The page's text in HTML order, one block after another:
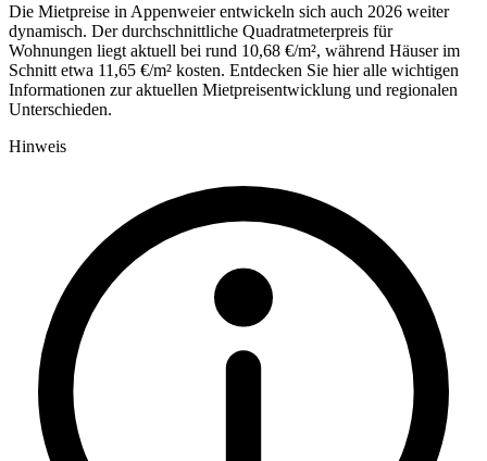
Die Mietpreise in Appenweier entwickeln sich auch 2026 weiter
dynamisch. Der durchschnittliche Quadratmeterpreis für
Wohnungen liegt aktuell bei rund 10,68 €/m², während Häuser im
Schnitt etwa 11,65 €/m² kosten. Entdecken Sie hier alle wichtigen
Informationen zur aktuellen Mietpreisentwicklung und regionalen
Unterschieden.
Hinweis